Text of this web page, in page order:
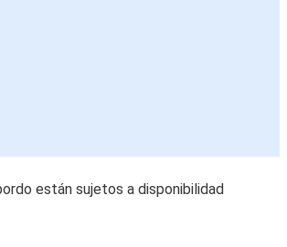
están sujetos a disponibilidad